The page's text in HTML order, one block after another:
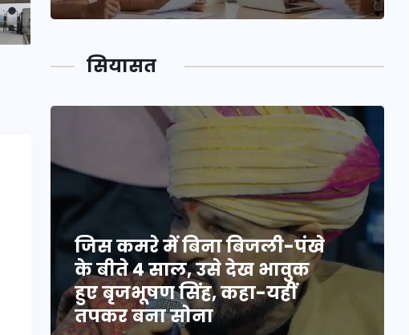
सियासत
जिस कमरे में बिना बिजली-पंखे
के बीते 4 साल, उसे देख भावुक
हुए बृजभूषण सिंह, कहा-यहीं
तपकर बना सोना